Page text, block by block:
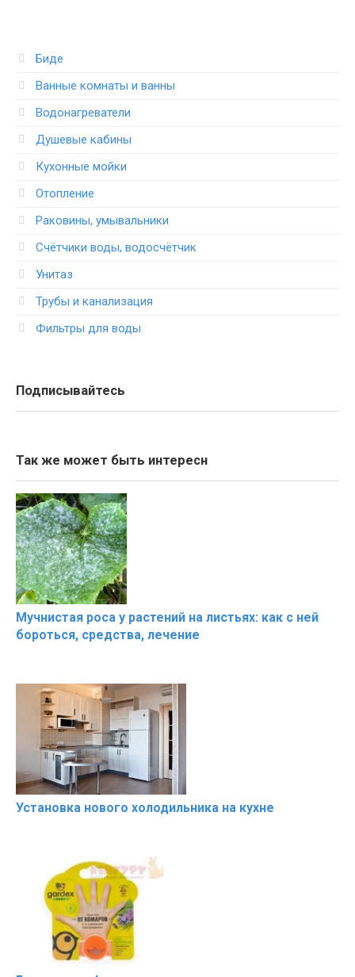
Биде
Ванные комнаты и ванны
Водонагреватели
Душевые кабины
Кухонные мойки
Отопление
Раковины, умывальники
Счётчики воды, водосчётчик
Унитаз
Трубы и канализация
Фильтры для воды
Подписывайтесь
Так же может быть интересн
Мучнистая роса у растений на листьях: как с ней
бороться, средства, лечение
Установка нового холодильника на кухне